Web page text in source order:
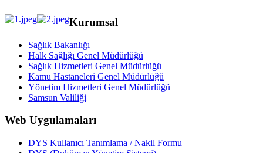
Kurumsal
Sağlık Bakanlığı
Halk Sağlığı Genel Müdürlüğü
Sağlık Hizmetleri Genel Müdürlüğü
Kamu Hastaneleri Genel Müdürlüğü
Yönetim Hizmetleri Genel Müdürlüğü
Samsun Valiliği
Web Uygulamaları
DYS Kullanıcı Tanımlama / Nakil Formu